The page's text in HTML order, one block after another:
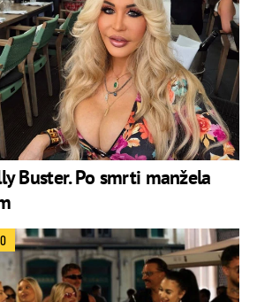
Buster. Po smrti manžela